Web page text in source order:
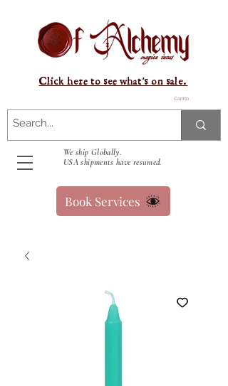
Carrito
We ship Globally.
USA shipments have resumed.
Click here to see what's on sale.
Book Services